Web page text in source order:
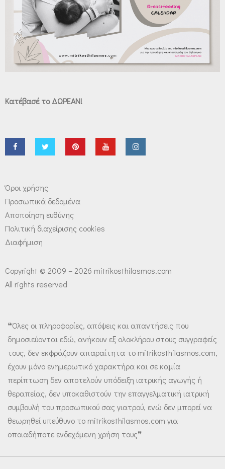
Κατέβασέ το ΔΩΡΕΑΝ!
Όροι χρήσης
Προσωπικά δεδομένα
Αποποίηση ευθύνης
Πολιτική διαχείρισης cookies
Διαφήμιση
Copyright © 2009 – 2026 mitrikosthilasmos.com
All rights reserved
❝Όλες οι πληροφορίες, απόψεις και απαντήσεις που
δημοσιεύονται εδώ, ανήκουν εξ ολοκλήρου στους συγγραφείς
τους, δεν εκφράζουν απαραίτητα το mitrikosthilasmos.com,
έχουν μόνο ενημερωτικό χαρακτήρα και σε καμία
περίπτωση δεν αποτελούν υπόδειξη ιατρικής αγωγής ή
θεραπείας, δεν υποκαθιστούν την επαγγελματική ιατρική
συμβουλή του προσωπικού σας γιατρού, ενώ δεν μπορεί να
θεωρηθεί υπεύθυνο το mitrikosthilasmos.com για
οποιαδήποτε ενδεχόμενη χρήση τους❞